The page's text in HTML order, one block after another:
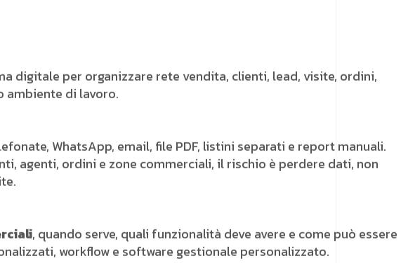
digitale per organizzare rete vendita, clienti, lead, visite, ordini,
ambiente di lavoro.
WhatsApp, email, file PDF, listini separati e report manuali.
agenti, ordini e zone commerciali, il rischio è perdere dati, non
, quando serve, quali funzionalità deve avere e come può essere
workflow e software gestionale personalizzato.